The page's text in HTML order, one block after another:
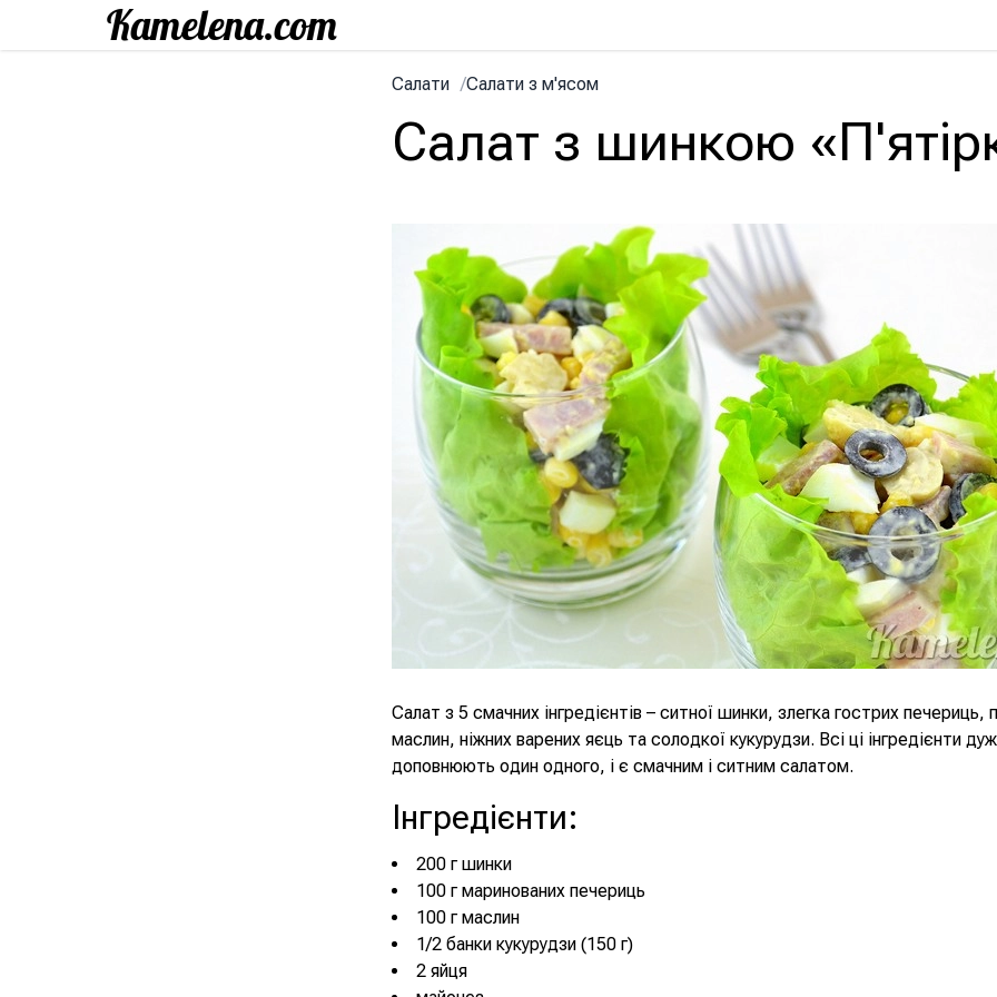
Салати /Салати з м'ясом
Салат з шинкою
Салат з 5 смачних інгредієнтів – ситної шинки, злегка гострих печериць,
маслин, ніжних варених яєць та солодкої кукурудзи. Всі ці інгредієнти
доповнюють один одного, і є смачним і ситним салатом.
Інгредієнти:
200 г шинки
100 г маринованих печериць
100 г маслин
1/2 банки кукурудзи (150 г)
2 яйця